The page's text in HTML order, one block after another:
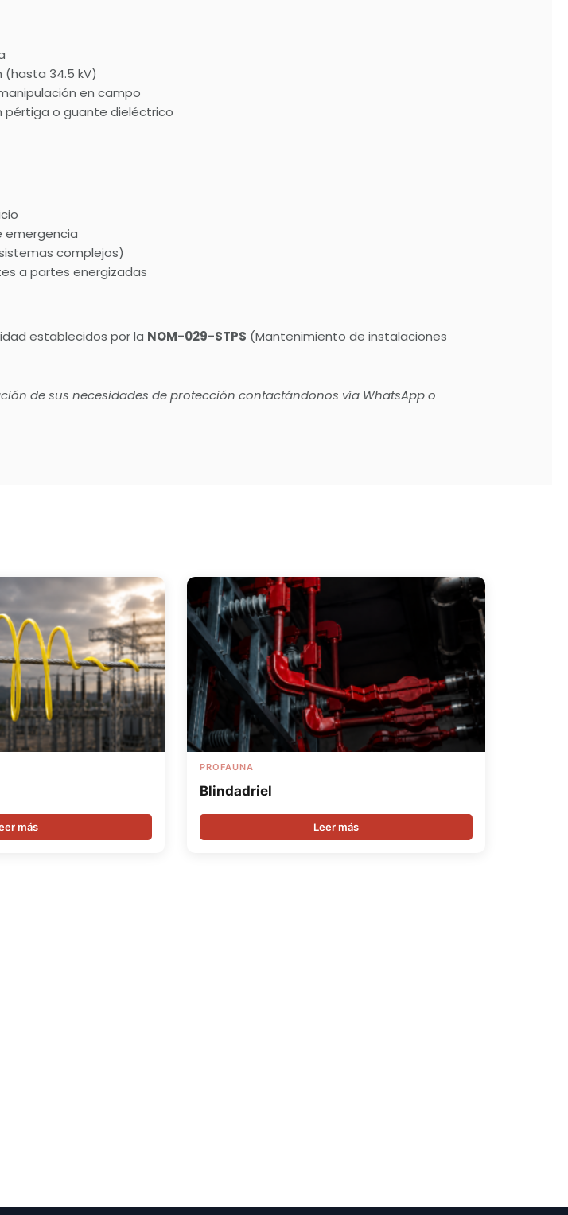
34.5 kV)
en campo
pértiga o guante dieléctrico
emergencia
complejos)
a partes energizadas
establecidos por la NOM-029-STPS (Mantenimiento de instalaciones
de sus necesidades de protección contactándonos vía WhatsApp o
más
PROFAUNA
Blindadriel
Leer más